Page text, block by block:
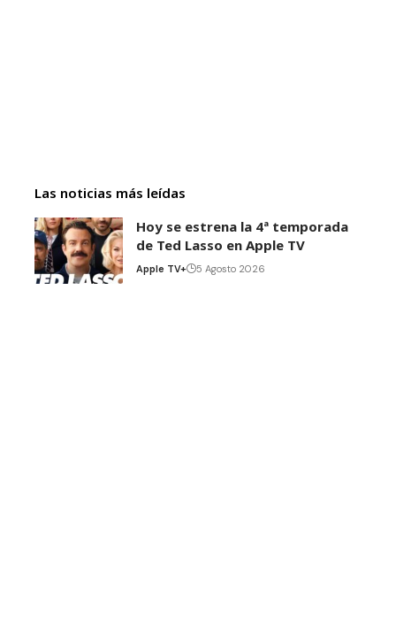
Las noticias más leídas
Hoy se estrena la 4ª temporada
de Ted Lasso en Apple TV
Apple TV+ 5 Agosto 2026